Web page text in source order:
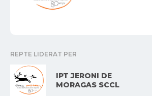
REPTE LIDERAT PER
IPT JERONI DE
MORAGAS SCCL